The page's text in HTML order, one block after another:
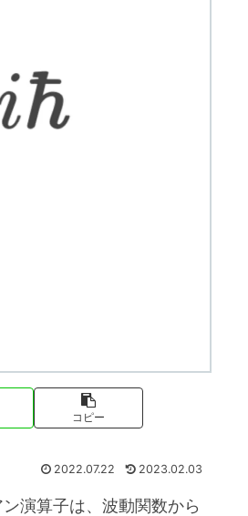
コピー
2022.07.22 2023.02.03
演算子は、波動関数から